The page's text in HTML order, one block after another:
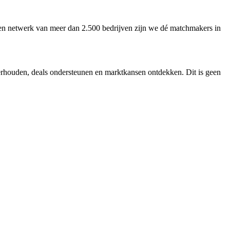
netwerk van meer dan 2.500 bedrijven zijn we dé matchmakers in
deals ondersteunen en marktkansen ontdekken. Dit is geen